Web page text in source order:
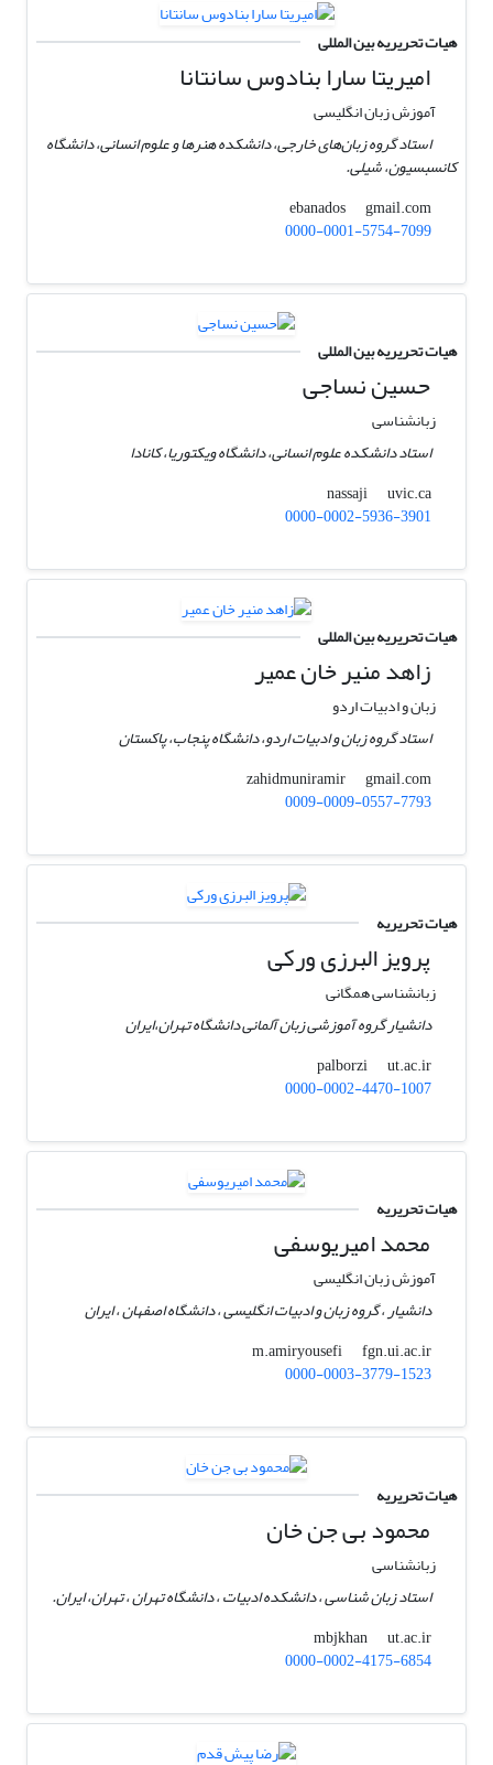
هیات تحریریه بین المللی
امیریتا سارا بنادوس سانتانا
آموزش زبان انگلیسی
استاد گروه زبان‌های خارجی، دانشکده هنرها و علوم انسانی، دانشگاه
کانسبسیون، شیلی.
ebanados
gmail.com
0000-0001-5754-7099
هیات تحریریه بین المللی
حسین نساجی
زبانشناسی
استاد دانشکده علوم انسانی، دانشگاه ویکتوریا، کانادا
nassaji
uvic.ca
0000-0002-5936-3901
هیات تحریریه بین المللی
زاهد منیر خان عمیر
زبان و ادبیات اردو
استاد گروه زبان و ادبیات اردو، دانشگاه پنجاب، پاکستان
zahidmuniramir
gmail.com
0009-0009-0557-7793
هیات تحریریه
پرویز البرزی ورکی
زبانشناسی همگانی
دانشیار گروه آموزشی زبان آلمانی دانشگاه تهران،‌ایران
palborzi
ut.ac.ir
0000-0002-4470-1007
هیات تحریریه
محمد امیریوسفی
آموزش زبان انگلیسی
دانشیار ، گروه زبان و ادبیات انگلیسی ، دانشگاه اصفهان ، ایران
m.amiryousefi
fgn.ui.ac.ir
0000-0003-3779-1523
هیات تحریریه
محمود بی جن خان
زبانشناسی
استاد زبان شناسی ، دانشکده ادبیات ، دانشگاه تهران ، تهران، ایران.
mbjkhan
ut.ac.ir
0000-0002-4175-6854